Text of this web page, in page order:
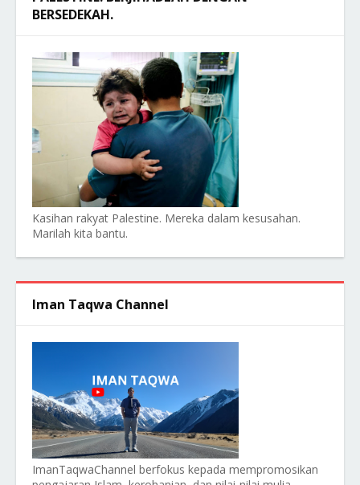
BERSEDEKAH.
Kasihan rakyat Palestine. Mereka dalam kesusahan.
Marilah kita bantu.
Iman Taqwa Channel
ImanTaqwaChannel berfokus kepada mempromosikan